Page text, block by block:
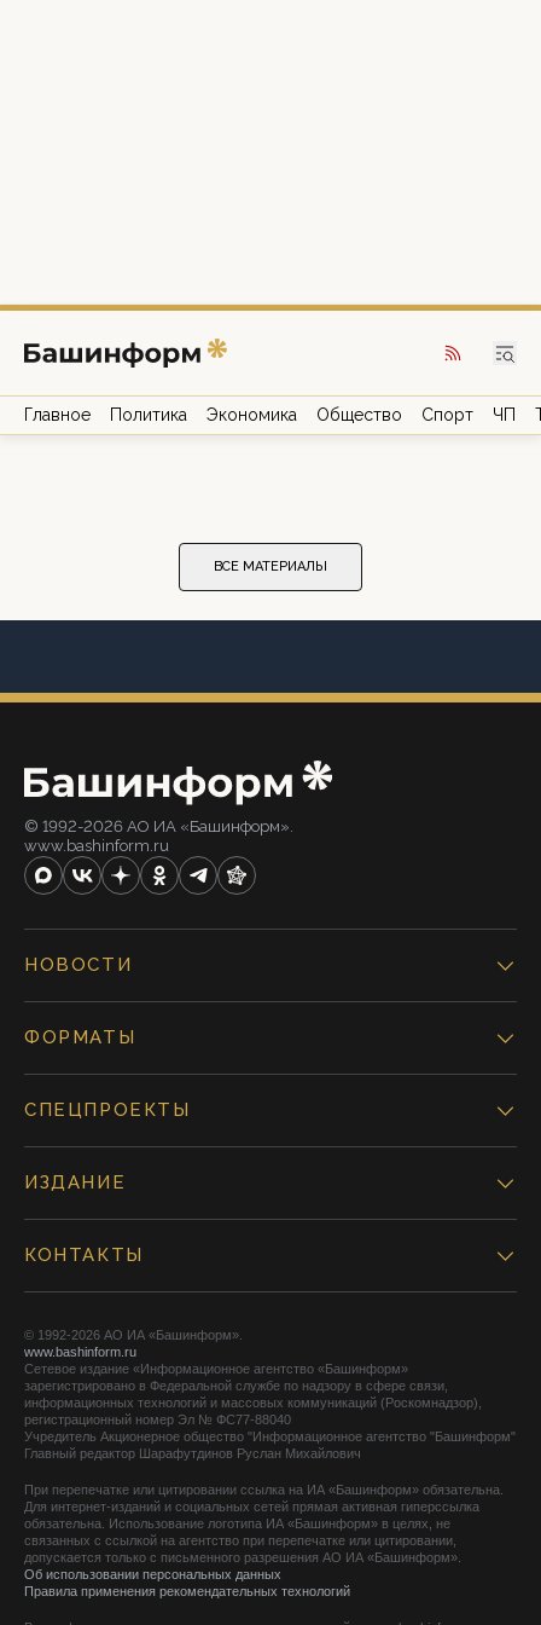
Главное Политика Экономика Общество Спорт ЧП
ВСЕ МАТЕРИАЛЫ
© 1992-2026 АО ИА «Башинформ».
www.bashinform.ru
НОВОСТИ
ФОРМАТЫ
СПЕЦПРОЕКТЫ
ИЗДАНИЕ
КОНТАКТЫ
© 1992-2026 АО ИА «Башинформ».
www.bashinform.ru
Сетевое издание «Информационное агентство «Башинформ»
зарегистрировано в Федеральной службе по надзору в сфере связи,
информационных технологий и массовых коммуникаций (Роскомнадзор),
регистрационный номер Эл № ФС77-88040
Учредитель Акционерное общество "Информационное агентство "Башинформ"
Главный редактор Шарафутдинов Руслан Михайлович
При перепечатке или цитировании ссылка на ИА «Башинформ» обязательна.
Для интернет-изданий и социальных сетей прямая активная гиперссылка
обязательна. Использование логотипа ИА «Башинформ» в целях, не
связанных с ссылкой на агентство при перепечатке или цитировании,
допускается только с письменного разрешения АО ИА «Башинформ».
Об использовании персональных данных
Правила применения рекомендательных технологий